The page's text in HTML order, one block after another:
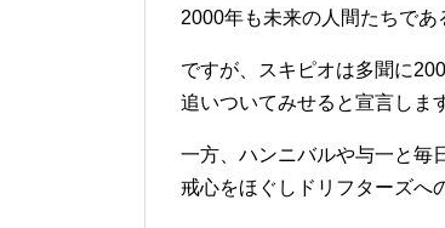
2000年も未来の人間たちであ
ですが、スキピオは多聞に
追いついてみせると宣言しま
一方、ハンニバルや与一と毎
戒心をほぐしドリフターズへ